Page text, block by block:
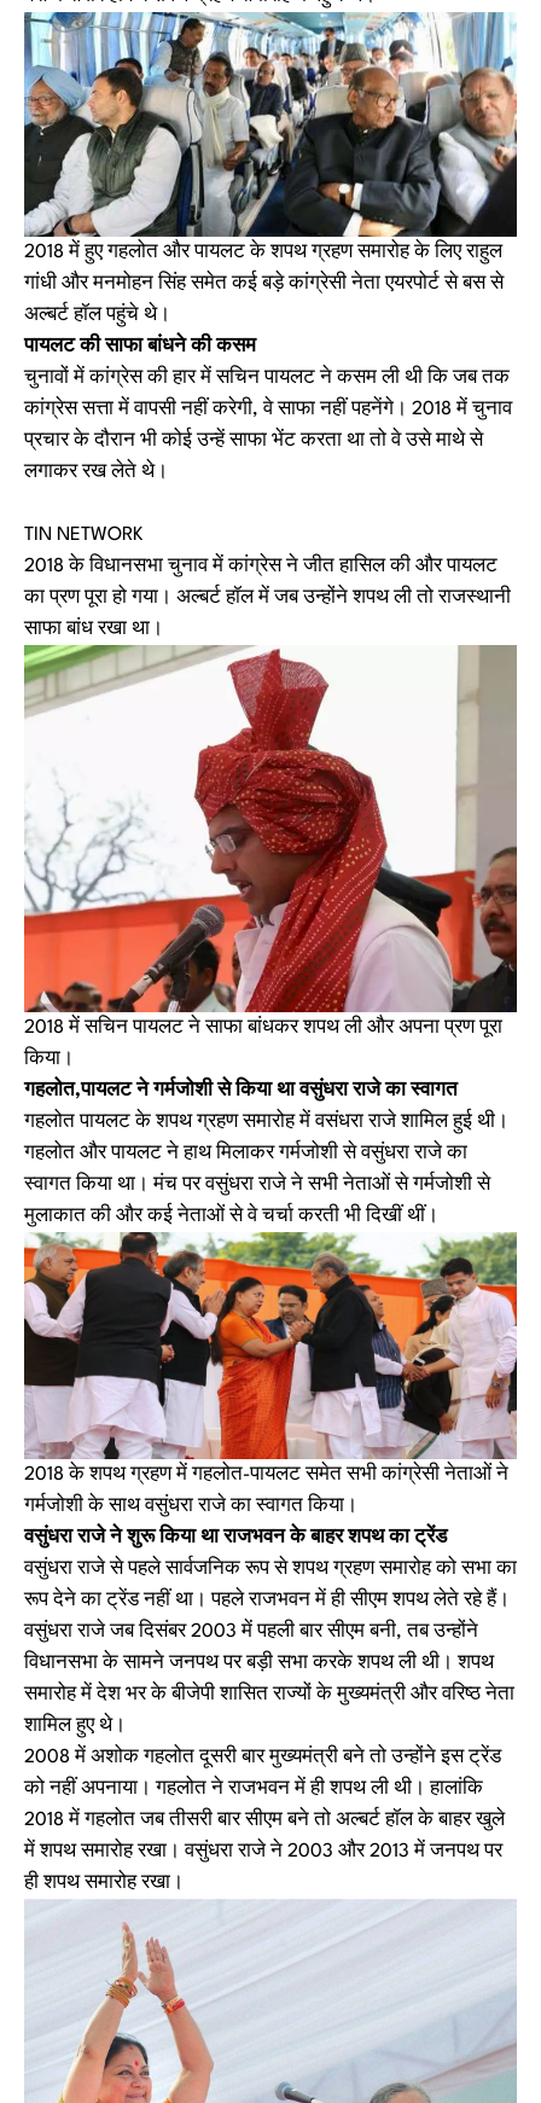
2018 में हुए गहलोत और पायलट के शपथ ग्रहण समारोह के लिए राहुल
गांधी और मनमोहन सिंह समेत कई बड़े कांग्रेसी नेता एयरपोर्ट से बस से
अल्बर्ट हॉल पहुंचे थे।
पायलट की साफा बांधने की कसम
चुनावों में कांग्रेस की हार में सचिन पायलट ने कसम ली थी कि जब तक
कांग्रेस सत्ता में वापसी नहीं करेगी, वे साफा नहीं पहनेंगे। 2018 में चुनाव
प्रचार के दौरान भी कोई उन्हें साफा भेंट करता था तो वे उसे माथे से
लगाकर रख लेते थे।
TIN NETWORK
2018 के विधानसभा चुनाव में कांग्रेस ने जीत हासिल की और पायलट
का प्रण पूरा हो गया। अल्बर्ट हॉल में जब उन्होंने शपथ ली तो राजस्थानी
साफा बांध रखा था।
2018 में सचिन पायलट ने साफा बांधकर शपथ ली और अपना प्रण पूरा
किया।
गहलोत,पायलट ने गर्मजोशी से किया था वसुंधरा राजे का स्वागत
गहलोत पायलट के शपथ ग्रहण समारोह में वसंधरा राजे शामिल हुई थी।
गहलोत और पायलट ने हाथ मिलाकर गर्मजोशी से वसुंधरा राजे का
स्वागत किया था। मंच पर वसुंधरा राजे ने सभी नेताओं से गर्मजोशी से
मुलाकात की और कई नेताओं से वे चर्चा करती भी दिखीं थीं।
2018 के शपथ ग्रहण में गहलोत-पायलट समेत सभी कांग्रेसी नेताओं ने
गर्मजोशी के साथ वसुंधरा राजे का स्वागत किया।
वसुंधरा राजे ने शुरू किया था राजभवन के बाहर शपथ का ट्रेंड
वसुंधरा राजे से पहले सार्वजनिक रूप से शपथ ग्रहण समारोह को सभा का
रूप देने का ट्रेंड नहीं था। पहले राजभवन में ही सीएम शपथ लेते रहे हैं।
वसुंधरा राजे जब दिसंबर 2003 में पहली बार सीएम बनी, तब उन्होंने
विधानसभा के सामने जनपथ पर बड़ी सभा करके शपथ ली थी। शपथ
समारोह में देश भर के बीजेपी शासित राज्यों के मुख्यमंत्री और वरिष्ठ नेता
शामिल हुए थे।
2008 में अशोक गहलोत दूसरी बार मुख्यमंत्री बने तो उन्होंने इस ट्रेंड
को नहीं अपनाया। गहलोत ने राजभवन में ही शपथ ली थी। हालांकि
2018 में गहलोत जब तीसरी बार सीएम बने तो अल्बर्ट हॉल के बाहर खुले
में शपथ समारोह रखा। वसुंधरा राजे ने 2003 और 2013 में जनपथ पर
ही शपथ समारोह रखा।